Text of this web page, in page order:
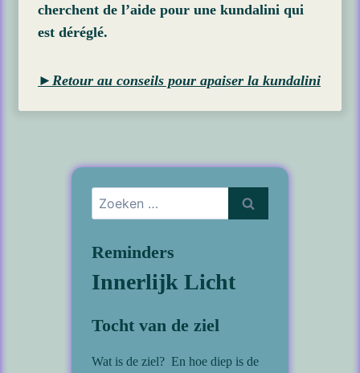
cherchent de l’aide pour une kundalini qui
est déréglé.
►Retour au conseils pour apaiser la kundalini
Zoeken
naar:
Reminders
Innerlijk Licht
Tocht van de ziel
Wat is de ziel? En hoe diep is de